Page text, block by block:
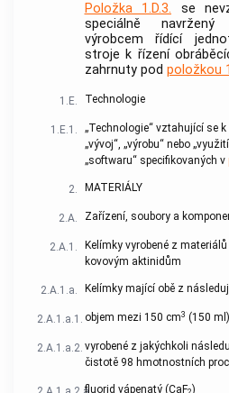
Položka 1.D.3. se
speciálně
výrobcem řídící
stroje k řízení
zahrnuty pod položkou
1.E. Technologie
1.E.1.
„Technologie“ vztahující se
„vývoj“, „výrobu“ nebo
„softwaru“ specifikovaných v
2. MATERIÁLY
2.A. Zařízení, soubory a
2.A.1.
Kelímky vyrobené z
kovovým aktinidům
2.A.1.a. Kelímky mající obě z
2.A.1.a.1. objem mezi 150 cm3 (150
2.A.1.a.2. vyrobené z jakýchkoli
čistotě 98 hmotnostních
fluorid vápenatý (CaF )